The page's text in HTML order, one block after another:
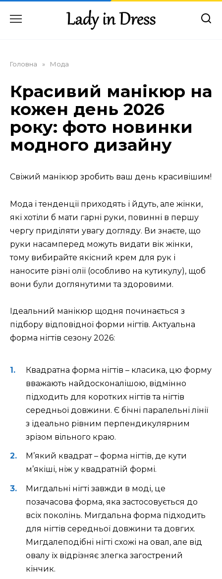
до
Головна » Мода
Красивий манікюр на
кожен день 2026
року: фото новинки
модного дизайну
Свіжий манікюр зробить ваш день красивішим!
Мода і тенденції приходять і йдуть, але жінки,
які хотіли б мати гарні руки, повинні в першу
чергу приділяти увагу догляду. Ви знаєте, що
руки насамперед можуть видати вік жінки,
тому вибирайте якісний крем для рук і
наносите різні олії (особливо на кутикулу), щоб
вони були доглянутими та здоровими.
Ідеальний манікюр щодня починається з
підбору відповідної форми нігтів. Актуальна
форма нігтів сезону 2026:
Квадратна форма нігтів – класика, цю форму
вважають найдосконалішою, відмінно
підходить для коротких нігтів та нігтів
середньої довжини. Є бічні паралельні лінії
з ідеально рівним перпендикулярним
зрізом вільного краю.
М’який квадрат – форма нігтів, де кути
м’якіші, ніж у квадратній формі.
Мигдальні нігті завжди в моді, це
позачасова форма, яка застосовується до
всіх поколінь. Мигдальна форма підходить
для нігтів середньої довжини та довгих.
Мигдалеподібні нігті схожі на овал, але від
овалу їх відрізняє злегка загострений
кінчик.